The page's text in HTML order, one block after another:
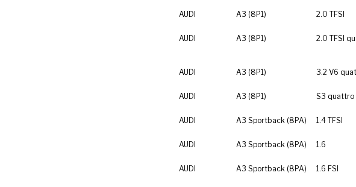
AUDI
A3 (8P1) 2.0 TFSI
AUDI
A3 (8P1) 2.0 TFSI
AUDI A3 (8P1) 3.2 V6
AUDI
A3 (8P1) S3 quattro
AUDI
A3 Sportback (8PA) 1.4 TFSI
AUDI
A3 Sportback (8PA) 1.6
AUDI
A3 Sportback (8PA) 1.6 FSI